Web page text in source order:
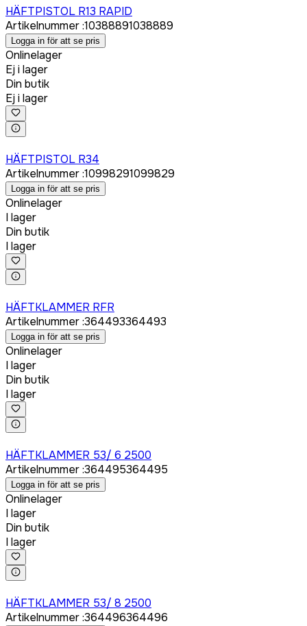
HÄFTPISTOL R13 RAPID
Artikelnummer:10388891038889
Logga in för att se pris
Onlinelager
Ej i lager
Din butik
Ej i lager
HÄFTPISTOL R34
Artikelnummer:10998291099829
Logga in för att se pris
Onlinelager
I lager
Din butik
I lager
HÄFTKLAMMER RFR
Artikelnummer:364493364493
Logga in för att se pris
Onlinelager
I lager
Din butik
I lager
HÄFTKLAMMER 53/ 6 2500
Artikelnummer:364495364495
Logga in för att se pris
Onlinelager
I lager
Din butik
I lager
HÄFTKLAMMER 53/ 8 2500
Artikelnummer:364496364496